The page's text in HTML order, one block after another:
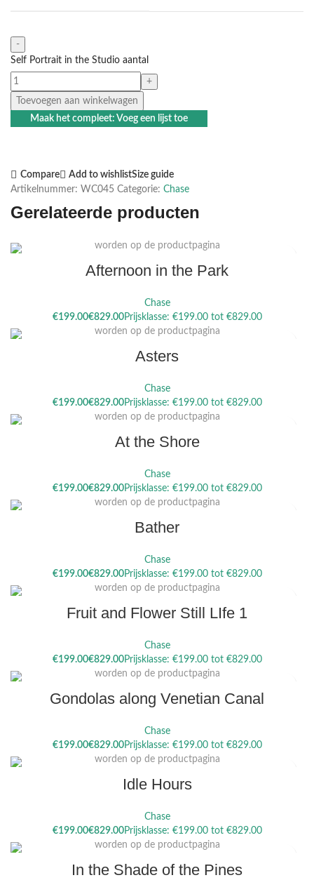
Self Portrait in the Studio aantal
Toevoegen aan winkelwagen
Maak het compleet: Voeg een lijst toe
Compare Add to wishlistSize guide
Artikelnummer: WC045 Categorie: Chase
Gerelateerde producten
worden op de productpagina
Afternoon in the Park
Chase
€
€
Dit product heeft meerdere variaties. Deze optie kan gekozen
worden op de productpagina
Asters
Chase
€
€
Dit product heeft meerdere variaties. Deze optie kan gekozen
worden op de productpagina
At the Shore
Chase
€
€
Dit product heeft meerdere variaties. Deze optie kan gekozen
worden op de productpagina
Bather
Chase
€
€
Dit product heeft meerdere variaties. Deze optie kan gekozen
worden op de productpagina
Fruit and Flower Still LIfe 1
Chase
€
€
Dit product heeft meerdere variaties. Deze optie kan gekozen
worden op de productpagina
Gondolas along Venetian Canal
Chase
€
€
Dit product heeft meerdere variaties. Deze optie kan gekozen
worden op de productpagina
Idle Hours
Chase
€
€
Dit product heeft meerdere variaties. Deze optie kan gekozen
worden op de productpagina
In the Shade of the Pines